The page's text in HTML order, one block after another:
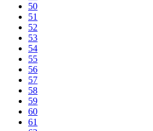
50
51
52
53
54
55
56
57
58
59
60
61